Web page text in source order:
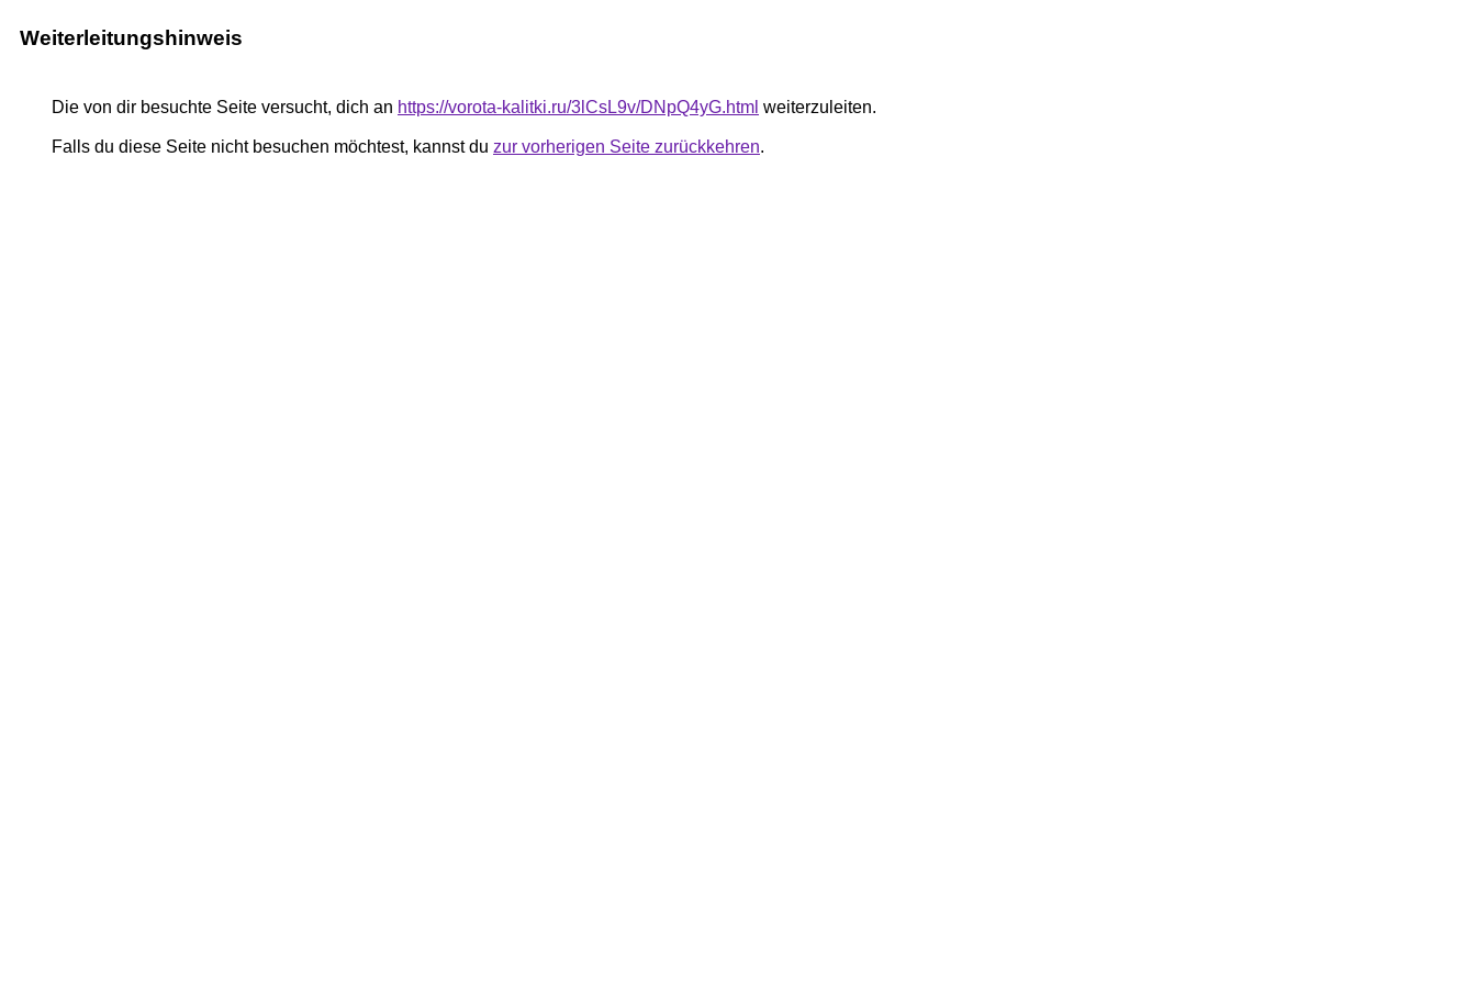
Weiterleitungshinweis
Die von dir besuchte Seite versucht, dich an https://vorota-kalitki.ru/3lCsL9v/DNpQ4yG.html weiterzuleiten.
Falls du diese Seite nicht besuchen möchtest, kannst du zur vorherigen Seite zurückkehren.